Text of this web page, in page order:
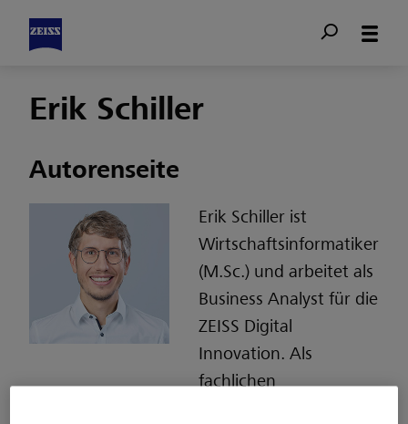
Erik Schiller
Autorenseite
Erik Schiller ist
Wirtschaftsinformatiker
(M.Sc.) und arbeitet als
Business Analyst für die
ZEISS Digital
Innovation. Als
fachlichen